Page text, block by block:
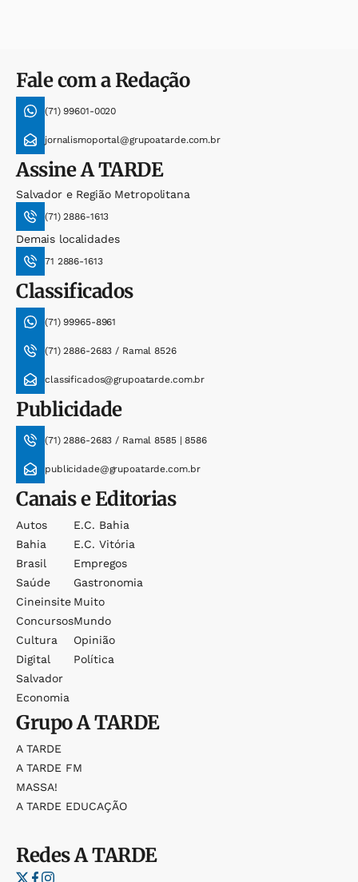
Fale com a Redação
(71) 99601-0020
jornalismoportal@grupoatarde.com.br
AssineA TARDE
Salvador e Região Metropolitana
(71) 2886-1613
Demais localidades
71 2886-1613
Classificados
(71) 99965-8961
(71) 2886-2683 / Ramal 8526
classificados@grupoatarde.com.br
Publicidade
(71) 2886-2683 / Ramal 8585 | 8586
publicidade@grupoatarde.com.br
Canais e Editorias
Autos
Bahia
Brasil
Saúde
Cineinsite
Concursos
Cultura
Digital
Salvador
Economia
E.c. Bahia
E.c. Vitória
Empregos
Gastronomia
Muito
Mundo
Opinião
Política
GrupoA TARDE
A TARDE
A TARDE FM
MASSA!
A TARDE EDUCAÇÃO
RedesA TARDE